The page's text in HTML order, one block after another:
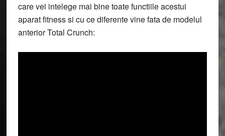
care vei intelege mai bine toate functiile acestui
aparat fitness si cu ce diferente vine fata de modelul
anterior Total Crunch: